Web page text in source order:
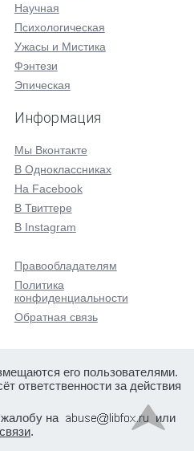
Научная
Психологическая
Ужасы и Мистика
Фэнтези
Эпическая
Информация
Мы Вконтакте
В Одноклассниках
На Facebook
В Твиттере
В Instagram
Правообладателям
Политика
конфиденциальности
Обратная связь
его пользователями.
ответственности за действия
на
или
.